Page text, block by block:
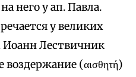
него у ап. Павла.
у великих
Иоанн Лествичник
(αισθητή)